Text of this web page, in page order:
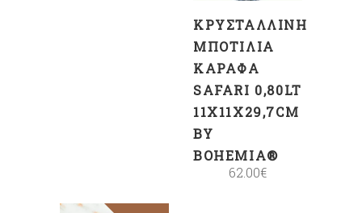
ΚΡΥΣΤΆΛΛΙΝΗ
ΜΠΟΤΊΛΙΑ
ΚΑΡΆΦΑ
SAFARI 0,80LT
11X11X29,7CM
BY
BOHEMIA®
62.00€